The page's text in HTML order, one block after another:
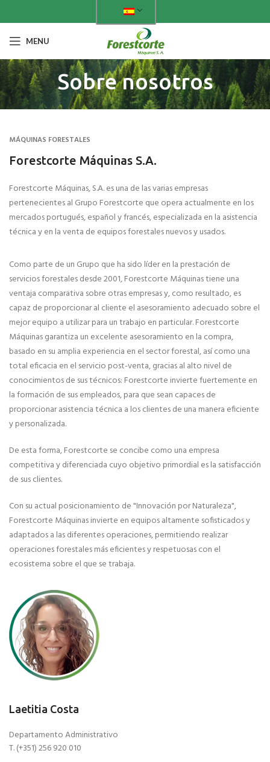
MENU
Sobre nosotros
MÁQUINAS FORESTALES
Forestcorte Máquinas S.A.
Forestcorte Máquinas, S.A. es una de las varias empresas
pertenecientes al Grupo Forestcorte que opera actualmente en los
mercados portugués, español y francés, especializada en la asistencia
técnica y en la venta de equipos forestales nuevos y usados.
Como parte de un Grupo que ha sido líder en la prestación de
servicios forestales desde 2001, Forestcorte Máquinas tiene una
ventaja comparativa sobre otras empresas y, como resultado, es
capaz de proporcionar al cliente el asesoramiento adecuado sobre el
mejor equipo a utilizar para un trabajo en particular. Forestcorte
Máquinas garantiza un excelente asesoramiento en la compra,
basado en su amplia experiencia en el sector forestal, así como una
total eficacia en el servicio post-venta, gracias al alto nivel de
conocimientos de sus técnicos: Forestcorte invierte fuertemente en
la formación de sus empleados, para que sean capaces de
proporcionar asistencia técnica a los clientes de una manera eficiente
y personalizada.
De esta forma, Forestcorte se concibe como una empresa
competitiva y diferenciada cuyo objetivo primordial es la satisfacción
de sus clientes.
Con su actual posicionamiento de "Innovación por Naturaleza",
Forestcorte Máquinas invierte en equipos altamente sofisticados y
adaptados a las diferentes operaciones, permitiendo realizar
operaciones forestales más eficientes y respetuosas con el
ecosistema sobre el que se trabaja.
Laetitia Costa
Departamento Administrativo
T. (+351) 256 920 010